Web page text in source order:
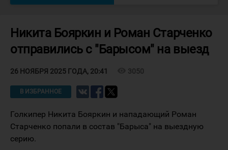
Никита Бояркин и Роман Старченко
отправились с "Барысом" на выезд
26 НОЯБРЯ 2025 ГОДА, 20:41 3050
В ИЗБРАННОЕ
Голкипер Никита Бояркин и нападающий Роман
Старченко попали в состав "Барыса" на выездную
серию.